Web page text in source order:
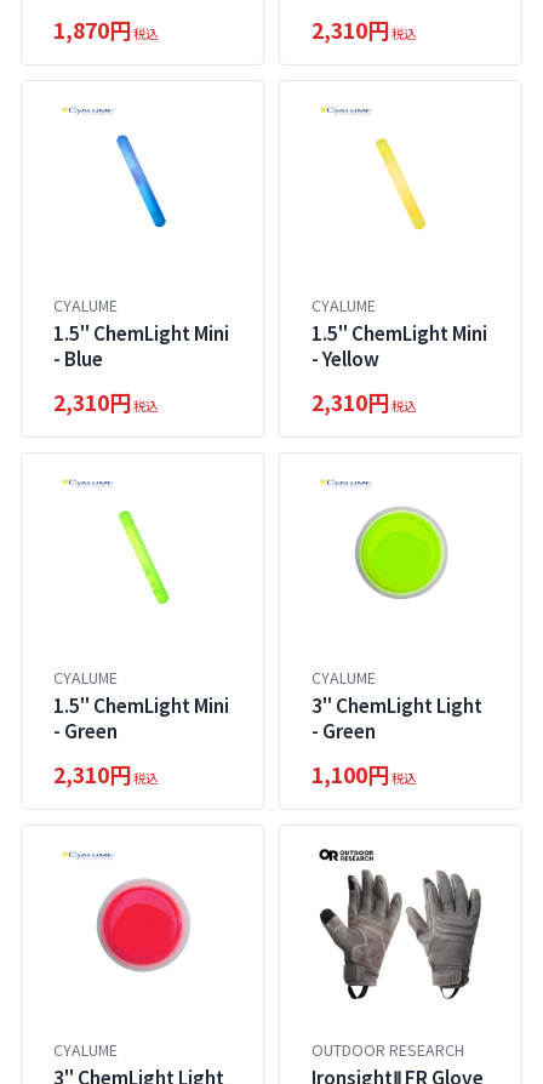
1,870円税込 2,310円税込
CYALUME
1.5" ChemLight Mini
- Blue
2,310円税込
CYALUME
1.5" ChemLight Mini
- Yellow
2,310円税込
CYALUME
1.5" ChemLight Mini
- Green
2,310円税込
CYALUME
3" ChemLight Light
- Green
1,100円税込
CYALUME
3" ChemLight Light
OUTDOOR RESEARCH
IronsightⅡ FR Glove